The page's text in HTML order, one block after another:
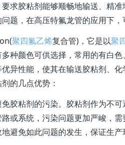
求胶粘剂能够顺畅地输送、精
题，在高压特氟龙管的应用下，
聚四氟乙烯复合管)，它是以聚
种颜色可供选择，常用的有白
异性能，使其在输送胶粘剂、
的几点优势：
胶粘剂的污染。胶粘剂作为不
或系统，污染问题更加严峻，
避免如此问题的发生，保证生产